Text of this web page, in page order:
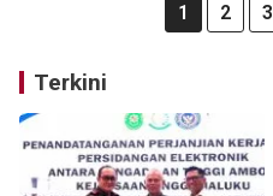
1 2 3
Terkini